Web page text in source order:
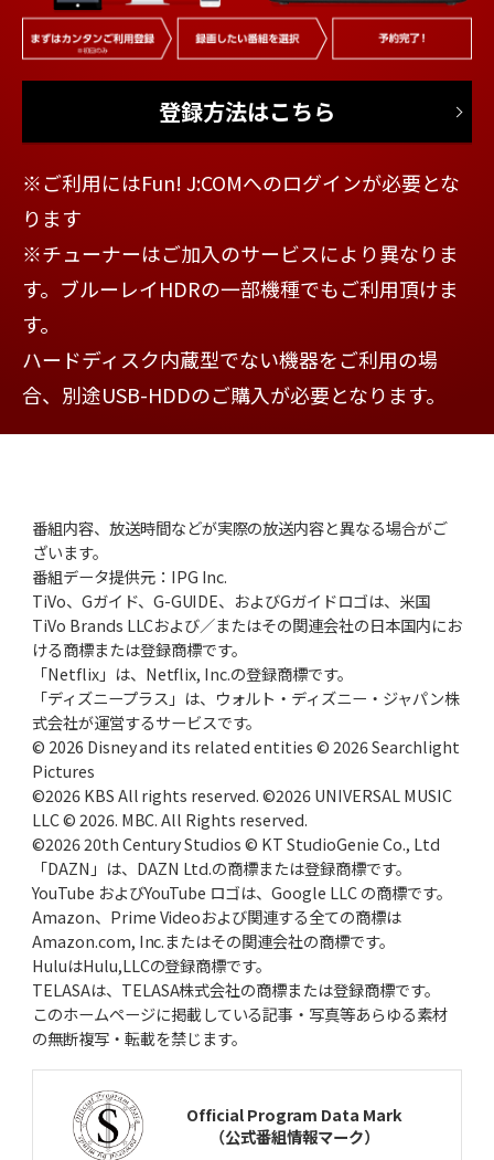
登録方法はこちら
※ご利用にはFun! J:COMへのログインが必要とな
ります
※チューナーはご加入のサービスにより異なりま
す。ブルーレイHDRの一部機種でもご利用頂けま
す。
ハードディスク内蔵型でない機器をご利用の場
合、別途USB-HDDのご購入が必要となります。
番組内容、放送時間などが実際の放送内容と異なる場合がご
ざいます。
番組データ提供元：IPG Inc.
TiVo、Gガイド、G-GUIDE、およびGガイドロゴは、米国
TiVo Brands LLCおよび／またはその関連会社の日本国内にお
ける商標または登録商標です。
「Netflix」は、Netflix, Inc.の登録商標です。
「ディズニープラス」は、ウォルト・ディズニー・ジャパン株
式会社が運営するサービスです。
© 2026 Disney and its related entities © 2026 Searchlight
Pictures
©2026 KBS All rights reserved. ©2026 UNIVERSAL MUSIC
LLC © 2026. MBC. All Rights reserved.
©2026 20th Century Studios © KT StudioGenie Co., Ltd
「DAZN」は、DAZN Ltd.の商標または登録商標です。
YouTube およびYouTube ロゴは、Google LLC の商標です。
Amazon、Prime Videoおよび関連する全ての商標は
Amazon.com, Inc.またはその関連会社の商標です。
HuluはHulu,LLCの登録商標です。
TELASAは、TELASA株式会社の商標または登録商標です。
このホームページに掲載している記事・写真等あらゆる素材
の無断複写・転載を禁じます。
Official Program Data Mark
（公式番組情報マーク）